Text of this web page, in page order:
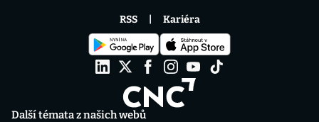
Další témata z našich webů
RSS Kariéra